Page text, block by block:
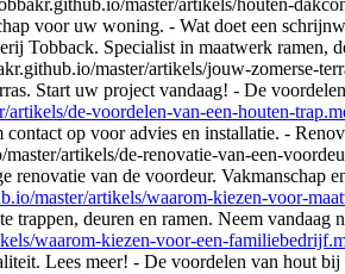
master/artikels/houten-
voor uw woning. - Wat doet een
Tobback. Specialist in maatwerk
master/artikels/jouw-zomerse-
Start uw project vandaag! - De
de-voordelen-van-een-houten-
op voor advies en installatie. -
artikels/de-renovatie-van-een-
renovatie van de voordeur.
master/artikels/waarom-kiezen-voor-
trappen, deuren en ramen. Neem
waarom-kiezen-voor-een-
Lees meer! - De voordelen van hout